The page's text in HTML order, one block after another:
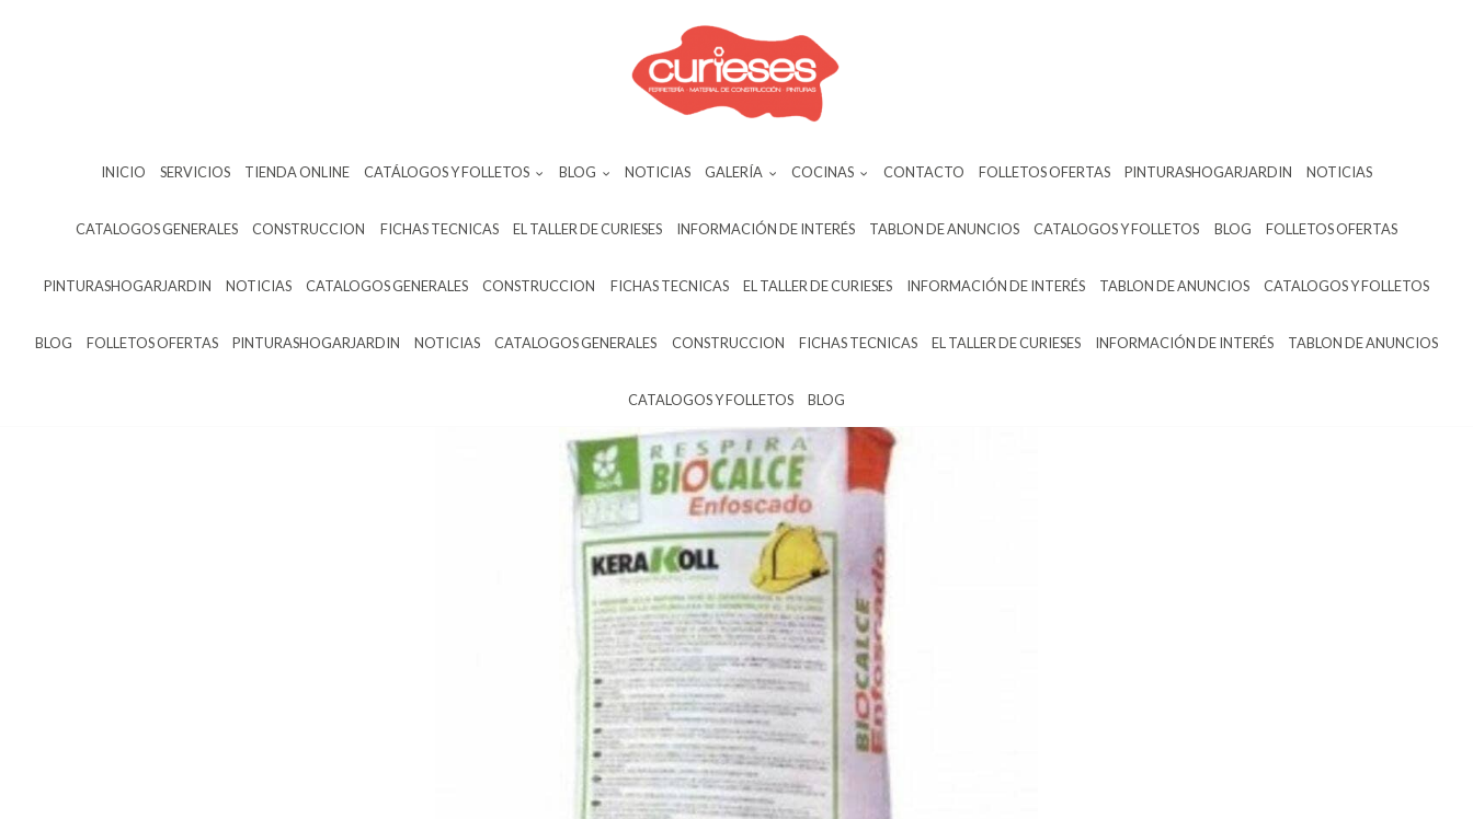
INICIO SERVICIOS TIENDA ONLINE CATÁLOGOS Y FOLLETOS BLOG NOTICIAS GALERÍA COCINAS CONTACTO FOLLETOS OFERTAS PINTURASHOGARJARDIN NOTICIAS
CATALOGOS GENERALES CONSTRUCCION FICHAS TECNICAS EL TALLER DE CURIESES INFORMACIÓN DE INTERÉS TABLON DE ANUNCIOS CATALOGOS Y FOLLETOS BLOG FOLLETOS OFERTAS
PINTURASHOGARJARDIN NOTICIAS CATALOGOS GENERALES CONSTRUCCION FICHAS TECNICAS EL TALLER DE CURIESES INFORMACIÓN DE INTERÉS TABLON DE ANUNCIOS CATALOGOS Y FOLLETOS
BLOG FOLLETOS OFERTAS PINTURASHOGARJARDIN NOTICIAS CATALOGOS GENERALES CONSTRUCCION FICHAS TECNICAS EL TALLER DE CURIESES INFORMACIÓN DE INTERÉS TABLON DE ANUNCIOS
CATALOGOS Y FOLLETOS BLOG